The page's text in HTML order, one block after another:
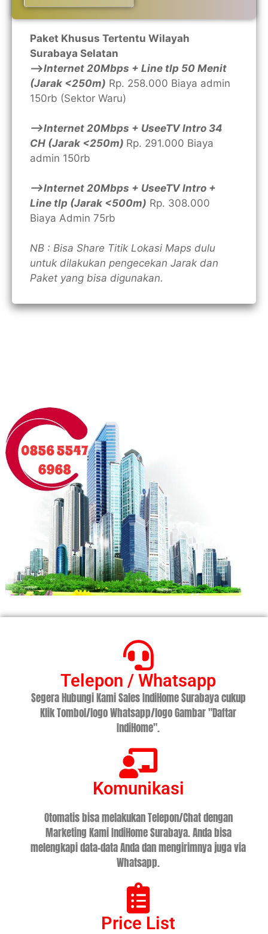
Paket Khusus Tertentu Wilayah
Surabaya Selatan
—>Internet 20Mbps + Line tlp 50 Menit
(Jarak <250m) Rp. 258.000 Biaya admin
150rb (Sektor Waru)
—>Internet 20Mbps + UseeTV Intro 34
CH (Jarak <250m) Rp. 291.000 Biaya
admin 150rb
—>Internet 20Mbps + UseeTV Intro +
Line tlp (Jarak <500m) Rp. 308.000
Biaya Admin 75rb
NB : Bisa Share Titik Lokasi Maps dulu
untuk dilakukan pengecekan Jarak dan
Paket yang bisa digunakan.
Telepon / Whatsapp
Segera Hubungi Kami Sales IndiHome Surabaya cukup
Klik Tombol/logo Whatsapp/logo Gambar "Daftar
IndiHome".
Komunikasi
Otomatis bisa melakukan Telepon/Chat dengan
Marketing Kami IndiHome Surabaya. Anda bisa
melengkapi data-data Anda dan mengirimnya juga via
Whatsapp.
Price List